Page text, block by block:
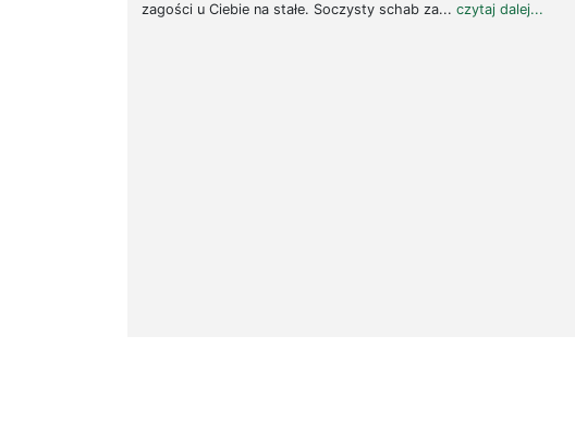
zagości u Ciebie na stałe. Soczysty schab za... czytaj dalej...